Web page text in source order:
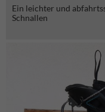
Ein leichter und
Schnallen